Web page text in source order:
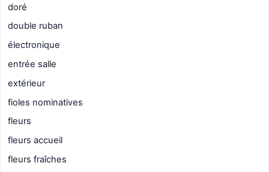
doré
double ruban
électronique
entrée salle
extérieur
fioles nominatives
fleurs
fleurs accueil
fleurs fraîches